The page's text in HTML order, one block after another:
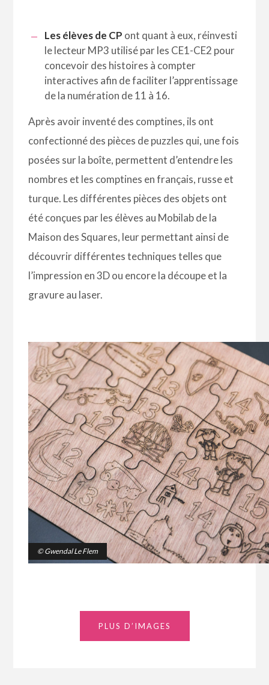
Les élèves de CP ont quant à eux, réinvesti
le lecteur MP3 utilisé par les CE1-CE2 pour
concevoir des histoires à compter
interactives afin defaciliter l’apprentissage
de la numération de 11 à 16.
Après avoir inventé des comptines, ils ont
confectionné des pièces de puzzles qui, une fois
posées sur la boîte, permettent d’entendre les
nombres et les comptines en français, russe et
turque. Les différentes pièces des objets ont
été conçues par les élèves au Mobilab de la
Maison des Squares, leur permettant ainsi de
découvrir différentes techniques telles que
l’impression en 3D ou encore la découpe et la
gravure au laser.
© Gwendal Le Flem
PLUS D’IMAGES